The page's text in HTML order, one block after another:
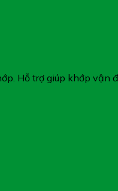
Hỗ trợ giúp khớp vận